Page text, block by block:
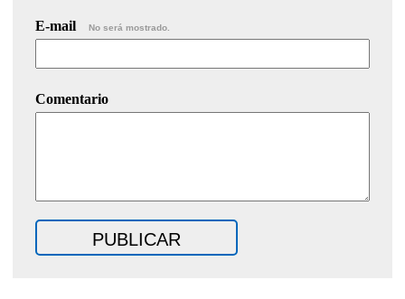
E-mail No será mostrado.
Comentario